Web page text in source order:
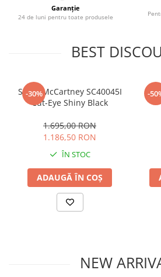
LINDA FARROW
MAYBACH
MIU MIU
OLIVER PEOPLES
Garanție
24 de luni pentru toate produsele
BEST
-30%
Stella McCartney SC40045I
Cut-Eye Shiny Black
1.695,00 RON
1.186,50 RON
ÎN STOC
ADAUGĂ ÎN COȘ
-
NEW